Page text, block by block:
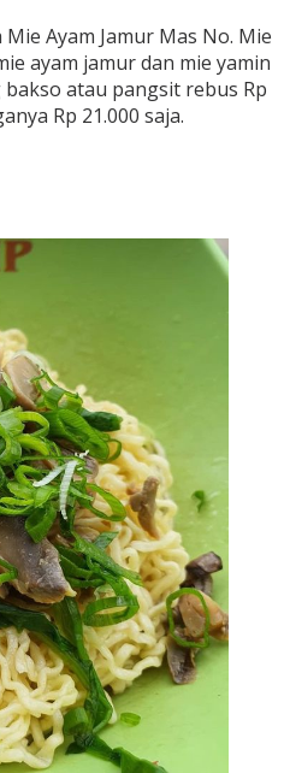
Ayam Jamur Mas No. Mie
ayam jamur dan mie yamin
atau pangsit rebus Rp
Rp 21.000 saja.